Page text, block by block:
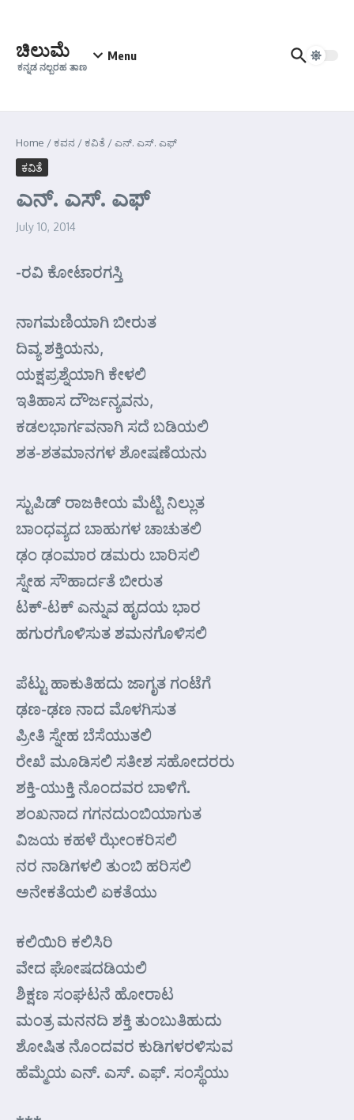
ಚಿಲುಮೆ
ಕನ್ನಡ ನಲ್ಬರಹ ತಾಣ
Menu
Home /ಕವನ /ಕವಿತೆ /ಎನ್. ಎಸ್. ಎಫ್
ಕವಿತೆ
ಎನ್. ಎಸ್. ಎಫ್
July 10, 2014
-ರವಿ ಕೋಟಾರಗಸ್ತಿ
ನಾಗಮಣಿಯಾಗಿ ಬೀರುತ
ದಿವ್ಯ ಶಕ್ತಿಯನು,
ಯಕ್ಷಪ್ರಶ್ನೆಯಾಗಿ ಕೇಳಲಿ
ಇತಿಹಾಸ ದೌರ್ಜನ್ಯವನು,
ಕಡಲಭಾರ್ಗವನಾಗಿ ಸದೆ ಬಡಿಯಲಿ
ಶತ-ಶತಮಾನಗಳ ಶೋಷಣೆಯನು
ಸ್ಟುಪಿಡ್ ರಾಜಕೀಯ ಮೆಟ್ಟಿ ನಿಲ್ಲುತ
ಬಾಂಧವ್ಯದ ಬಾಹುಗಳ ಚಾಚುತಲಿ
ಢಂ ಢಂಮಾರ ಡಮರು ಬಾರಿಸಲಿ
ಸ್ನೇಹ ಸೌಹಾರ್ದತೆ ಬೀರುತ
ಟಕ್-ಟಕ್ ಎನ್ನುವ ಹೃದಯ ಭಾರ
ಹಗುರಗೊಳಿಸುತ ಶಮನಗೊಳಿಸಲಿ
ಪೆಟ್ಟು ಹಾಕುತಿಹದು ಜಾಗೃತ ಗಂಟೆಗೆ
ಢಣ-ಢಣ ನಾದ ಮೊಳಗಿಸುತ
ಪ್ರೀತಿ ಸ್ನೇಹ ಬೆಸೆಯುತಲಿ
ರೇಖೆ ಮೂಡಿಸಲಿ ಸತೀಶ ಸಹೋದರರು
ಶಕ್ತಿ-ಯುಕ್ತಿ ನೊಂದವರ ಬಾಳಿಗೆ.
ಶಂಖನಾದ ಗಗನದುಂಬಿಯಾಗುತ
ವಿಜಯ ಕಹಳೆ ಝೇಂಕರಿಸಲಿ
ನರ ನಾಡಿಗಳಲಿ ತುಂಬಿ ಹರಿಸಲಿ
ಅನೇಕತೆಯಲಿ ಏಕತೆಯು
ಕಲಿಯಿರಿ ಕಲಿಸಿರಿ
ವೇದ ಘೋಷದಡಿಯಲಿ
ಶಿಕ್ಷಣ ಸಂಘಟನೆ ಹೋರಾಟ
ಮಂತ್ರ ಮನನದಿ ಶಕ್ತಿ ತುಂಬುತಿಹುದು
ಶೋಷಿತ ನೊಂದವರ ಕುಡಿಗಳರಳಿಸುವ
ಹೆಮ್ಮೆಯ ಎನ್. ಎಸ್. ಎಫ್. ಸಂಸ್ಥೆಯು